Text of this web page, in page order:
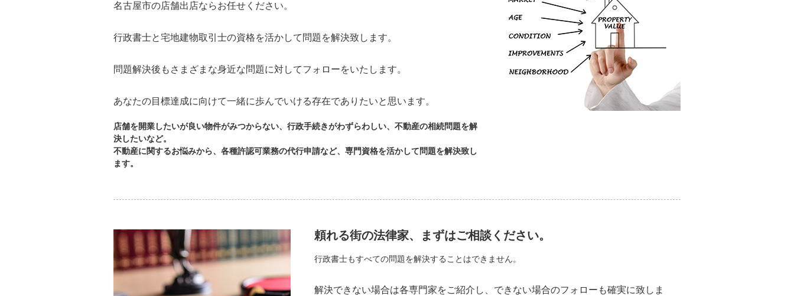
名古屋市の店舗出店ならお任せください。
行政書士と宅地建物取引士の資格を活かして問題を解決致します。
問題解決後もさまざまな身近な問題に対してフォローをいたします。
あなたの目標達成に向けて一緒に歩んでいける存在でありたいと思います。
店舗を開業したいが良い物件がみつからない、行政手続きがわずらわしい、不動産の相続問題を解
決したいなど。
不動産に関するお悩みから、各種許認可業務の代行申請など、専門資格を活かして問題を解決致し
ます。
頼れる街の法律家、まずはご相談ください。
行政書士もすべての問題を解決することはできません。
解決できない場合は各専門家をご紹介し、できない場合のフォローも確実に致しま